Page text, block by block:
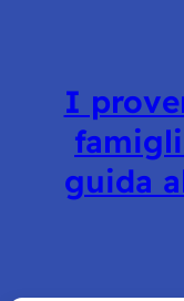
I
guida